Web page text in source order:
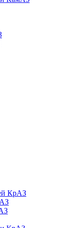
КрАЗ